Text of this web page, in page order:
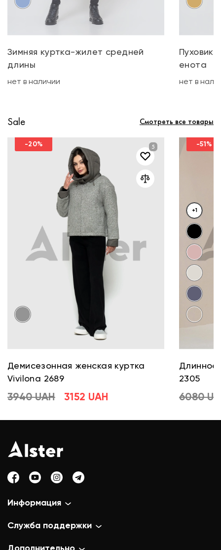
Зимняя куртка-жилет средней
длины
нет в наличии
Пуховик
енота
нет в
Sale Смотреть все товары
-20%
Демисезонная женская куртка
Vivilona 2689
3940 UAH 3152 UAH
-51%
+1
Длинное
2305
6080
Информация
Служба поддержки
Дополнительно